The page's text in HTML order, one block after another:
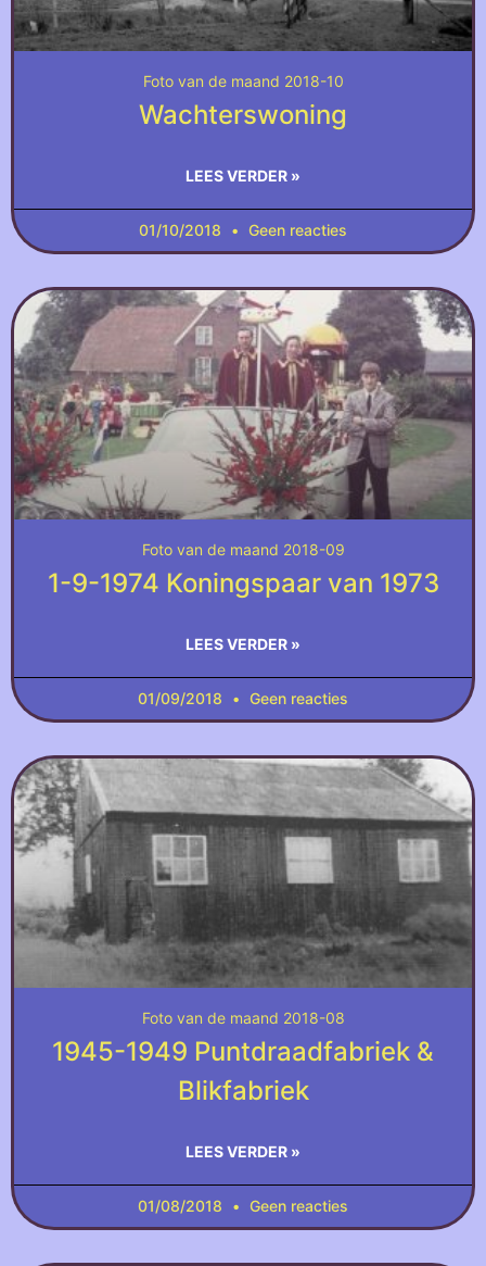
Foto van de maand 2018-10
Wachterswoning
LEES VERDER »
01/10/2018 Geen reacties
Foto van de maand 2018-09
1-9-1974 Koningspaar van 1973
LEES VERDER »
01/09/2018 Geen reacties
Foto van de maand 2018-08
1945-1949 Puntdraadfabriek &
Blikfabriek
LEES VERDER »
01/08/2018 Geen reacties